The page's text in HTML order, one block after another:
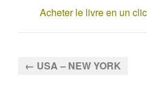
Acheter le livre en un clic
← USA – NEW YORK